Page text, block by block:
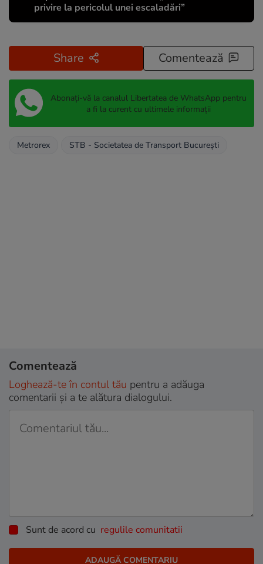
privire la pericolul unei escaladări”
Share Comentează
Abonați-vă la canalul Libertatea de WhatsApp pentru
a fi la curent cu ultimele informații
Metrorex STB - Societatea de Transport București
Comentează
Loghează-te în contul tău pentru a adăuga
comentarii și a te alătura dialogului.
Sunt de acord cu regulile comunitatii